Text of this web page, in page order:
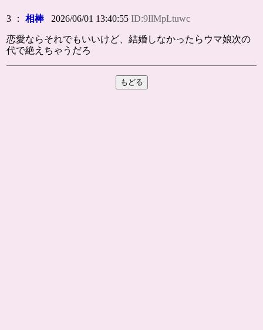
3 ：相棒2026/06/01 13:40:55ID:9IlMpLtuwc
恋愛ならそれでもいいけど、結婚しなかったらウマ娘次の
代で絶えちゃうだろ